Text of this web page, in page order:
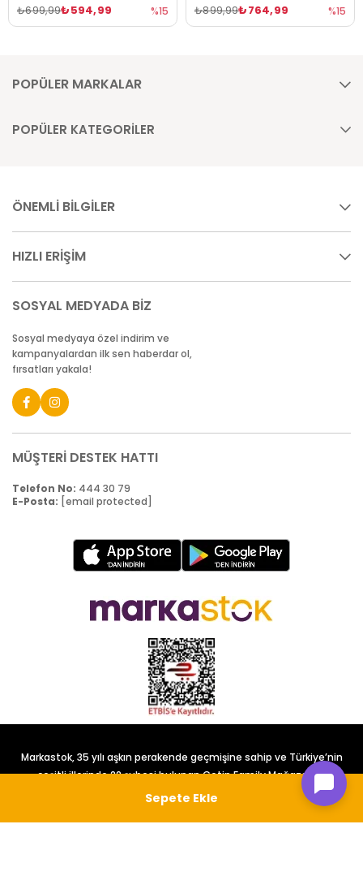
₺594,99
₺699,99 %15 ₺764,99
₺899,99 %15
POPÜLER MARKALAR
POPÜLER KATEGORİLER
ÖNEMLİ BİLGİLER
HIZLI ERİŞİM
SOSYAL MEDYADA BİZ
Sosyal medyaya özel indirim ve
kampanyalardan ilk sen haberdar ol,
fırsatları yakala!
MÜŞTERİ DESTEK HATTI
Telefon No: 444 30 79
E-Posta: [email protected]
Markastok, 35 yılı aşkın perakende geçmişine sahip ve Türkiye’nin
çeşitli illerinde 22 şubesi bulunan Çetin Family Mağazacılık
tarafından kurulmuştur.